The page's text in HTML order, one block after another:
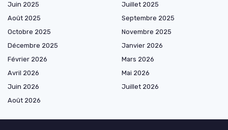
Juin 2025
Juillet 2025
Août 2025
Septembre 2025
Octobre 2025
Novembre 2025
Décembre 2025
Janvier 2026
Février 2026
Mars 2026
Avril 2026
Mai 2026
Juin 2026
Juillet 2026
Août 2026